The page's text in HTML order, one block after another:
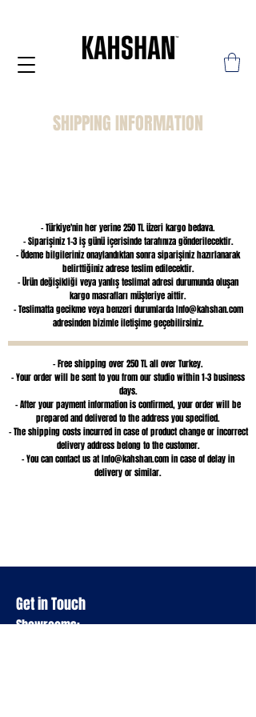
SHIPPING INFORMATION​
- Türkiye'nin her yerine 250 TL üzeri kargo bedava.
– Siparişiniz 1-3 iş günü içerisinde tarafınıza gönderilecektir.
– Ödeme bilgileriniz onaylandıktan sonra siparişiniz hazırlanarak
belirttiğiniz adrese teslim edilecektir.
– Ürün değişikliği veya yanlış teslimat adresi durumunda oluşan
kargo masrafları müşteriye aittir.
– Teslimatta gecikme veya benzeri durumlardaInfo@kahshan.com
adresinden bizimle iletişime geçebilirsiniz.
– Free shipping over 250 TL all over Turkey.
– Your order will be sent to you from our studio within 1-3 business
days.
– After your payment information is confirmed, your order will be
prepared and delivered to the address you specified.
– The shipping costs incurred in case of product change or incorrect
delivery address belong to the customer.
– You can contact us atInfo@kahshan.comin case of delay in
delivery or similar.
Get in Touch
Showrooms: